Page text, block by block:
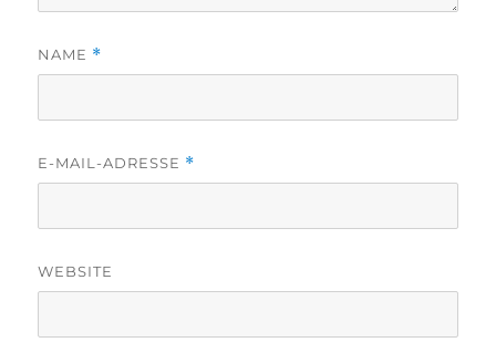
NAME *
E-MAIL-ADRESSE *
WEBSITE